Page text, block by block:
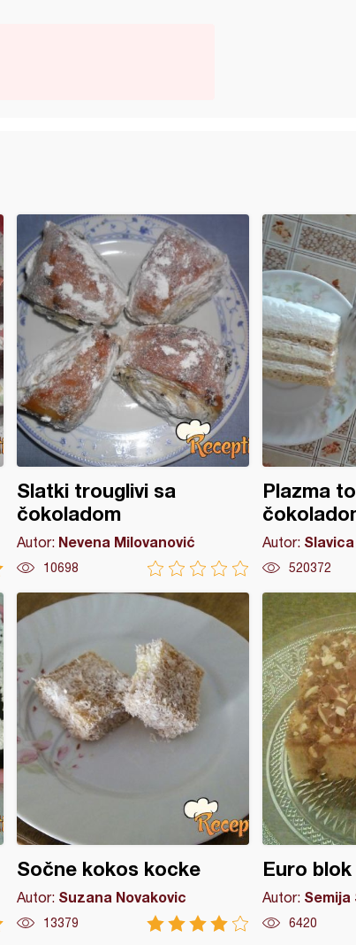
Slatki trouglivi sa
čokoladom
Autor: Nevena Milovanović
10698
Plazma
Autor: Slavica
520372
Sočne kokos kocke
Autor: Suzana Novakovic
13379
Euro
Autor: Semija
6420